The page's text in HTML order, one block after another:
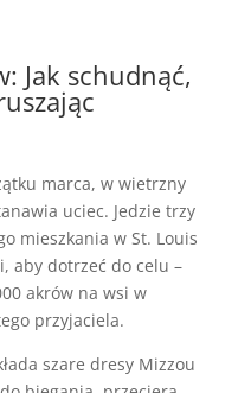
Jak schudnąć,
marca, w wietrzny
uciec. Jedzie trzy
mieszkania w St. Louis
aby dotrzeć do celu –
akrów na wsi w
przyjaciela.
szare dresy Mizzou